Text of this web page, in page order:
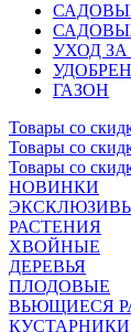
УХОД
ГАЗОН
Товары со
Товары со
Товары со
НОВИНКИ
РАСТЕНИЯ
ХВОЙНЫЕ
ДЕРЕВЬЯ
ПЛОДОВЫЕ
ВЬЮЩИЕСЯ
КУСТАРНИКИ